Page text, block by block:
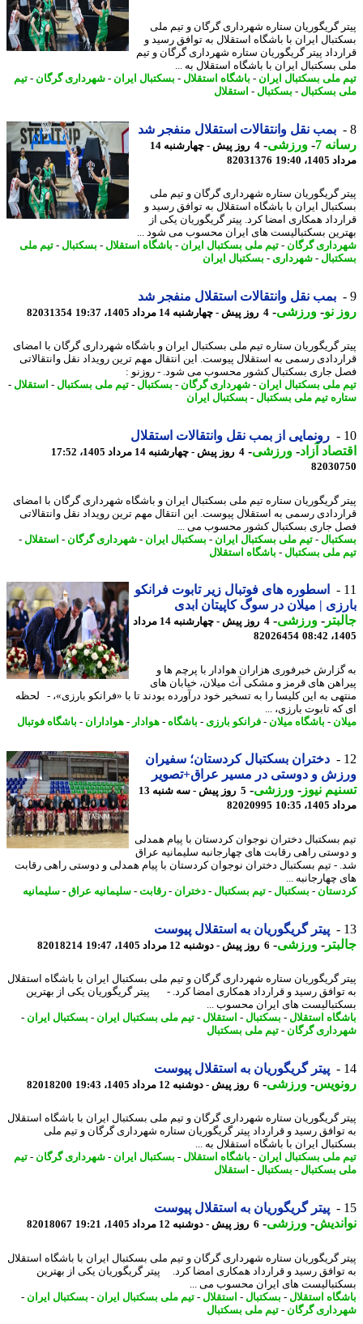
گریگوریان ستاره شهرداری گرگان و تیم ملی
ایران با باشگاه استقلال به توافق رسید و
پیتر گریگوریان ستاره شهرداری گرگان و تیم
بسکتبال ایران با باشگاه استقلال به ...
ملی بسکتبال ایران - باشگاه استقلال-بسکتبال ایران - شهرداری گرگان -تیم
بسکتبال-بسکتبال-استقلال
بمب نقل وانتقالات استقلال منفجر شد
7
-ورزشی-
4 روز پیش - چهارشنبه 14
19:40
82031376
گریگوریان ستاره شهرداری گرگان و تیم ملی
ایران با باشگاه استقلال به توافق رسید و
همکاری امضا کرد. پیتر گریگوریان یکی از
بسکتبالیست های ایران محسوب می شود ...
گرگان -تیم ملی بسکتبال ایران - باشگاه استقلال-بسکتبال-تیم ملی
-شهرداری- بسکتبال ایران
بمب نقل وانتقالات استقلال منفجر شد
نو- ورزشی-4 روز پیش - چهارشنبه 14 مرداد 1405، 19:37 82031354
گریگوریان ستاره تیم ملی بسکتبال ایران و باشگاه شهرداری گرگان با امضای
رسمی به استقلال پیوست. این انتقال مهم ترین رویداد نقل وانتقالاتی
جاری بسکتبال کشور محسوب می شود. - روزنو :
ملی بسکتبال ایران - شهرداری گرگان -بسکتبال-تیم ملی بسکتبال-استقلال-
تیم ملی بسکتبال-بسکتبال ایران
رونمایی از بمب نقل وانتقالات استقلال
آزاد - ورزشی-4 روز پیش - چهارشنبه 14 مرداد 1405، 17:52
گریگوریان ستاره تیم ملی بسکتبال ایران و باشگاه شهرداری گرگان با امضای
رسمی به استقلال پیوست. این انتقال مهم ترین رویداد نقل وانتقالاتی
جاری بسکتبال کشور محسوب می ...
-تیم ملی بسکتبال ایران - بسکتبال ایران - شهرداری گرگان -استقلال-
ملی بسکتبال-باشگاه استقلال
اسطوره های فوتبال زیر تابوت فرانکو
| میلان در سوگ کاپیتان ابدی
-ورزشی-
4 روز پیش - چهارشنبه 14 مرداد
82026454
خبرفوری هزاران هوادار با پرچم ها و
های قرمز و مشکی آث میلان، خیابان های
به این کلیسا را به تسخیر خود درآورده بودند تا با «فرانکو بارزی»، - لحظه
تابوت بارزی، ...
-باشگاه میلان-فرانکو بارزی- باشگاه-هوادار-هواداران - باشگاه فوتبال
دختران بسکتبال کردستان؛ سفیران
و دوستی در مسیر عراق+تصویر
نیوز-ورزشی-
5 روز پیش - سه شنبه 13
10:35
82020995
بسکتبال دختران نوجوان کردستان با پیام همدلی
راهی رقابت های چهارجانبه سلیمانیه عراق
- تیم بسکتبال دختران نوجوان کردستان با پیام همدلی و دوستی راهی رقابت
چهارجانبه ...
-بسکتبال-تیم بسکتبال-دختران- رقابت-سلیمانیه عراق- سلیمانیه
پیتر گریگوریان به استقلال پیوست
-ورزشی-6 روز پیش - دوشنبه 12 مرداد 1405، 19:47 82018214
گریگوریان ستاره شهرداری گرگان و تیم ملی بسکتبال ایران با باشگاه استقلال
رسید و قرارداد همکاری امضا کرد. - پیتر گریگوریان یکی از بهترین
های ایران محسوب ...
استقلال-بسکتبال-استقلال-تیم ملی بسکتبال ایران - بسکتبال ایران -
گرگان -تیم ملی بسکتبال
پیتر گریگوریان به استقلال پیوست
-ورزشی-6 روز پیش - دوشنبه 12 مرداد 1405، 19:43 82018200
گریگوریان ستاره شهرداری گرگان و تیم ملی بسکتبال ایران با باشگاه استقلال
رسید و قرارداد پیتر گریگوریان ستاره شهرداری گرگان و تیم ملی
ایران با باشگاه استقلال به ...
ملی بسکتبال ایران - باشگاه استقلال-بسکتبال ایران - شهرداری گرگان -تیم
بسکتبال-بسکتبال-استقلال
پیتر گریگوریان به استقلال پیوست
-ورزشی-6 روز پیش - دوشنبه 12 مرداد 1405، 19:21 82018067
گریگوریان ستاره شهرداری گرگان و تیم ملی بسکتبال ایران با باشگاه استقلال
رسید و قرارداد همکاری امضا کرد. پیتر گریگوریان یکی از بهترین
های ایران محسوب می ...
استقلال-بسکتبال-استقلال-تیم ملی بسکتبال ایران - بسکتبال ایران -
گرگان -تیم ملی بسکتبال